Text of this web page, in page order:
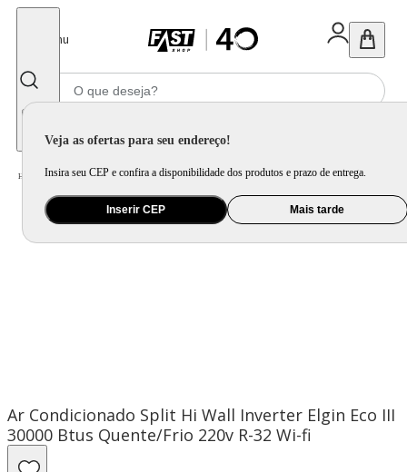
Menu
Veja as ofertas para seu endereço!
Insira seu CEP e confira a disponibilidade dos produtos e prazo de entrega.
Inserir CEP Mais tarde
Home Ar e Ventilação / Ar Condicionado
Ar Condicionado Split Hi Wall Inverter Elgin Eco III
30000 Btus Quente/Frio 220v R-32 Wi-fi